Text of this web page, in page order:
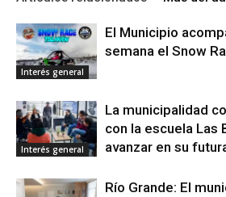
Interés general
El Municipio
semana el Snow
Interés general
La municipalidad
con la escuela Las
avanzar en su
Río Grande: El